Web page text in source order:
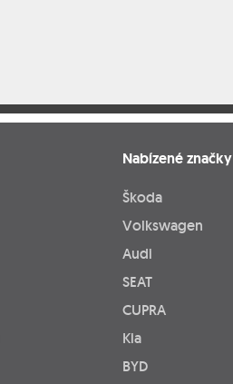
Nabízené značky
Škoda
Volkswagen
Audi
SEAT
CUPRA
Kia
BYD